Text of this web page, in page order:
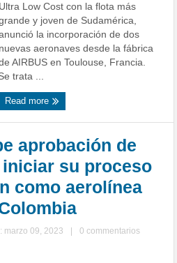
Ultra Low Cost con la flota más
y joven de Sudamérica,
la incorporación de dos
nuevas aeronaves desde la fábrica
AIRBUS en Toulouse, Francia.
trata ...
Read more
aprobación de
su proceso
como aerolínea
marzo 09, 2023
0 commentarios